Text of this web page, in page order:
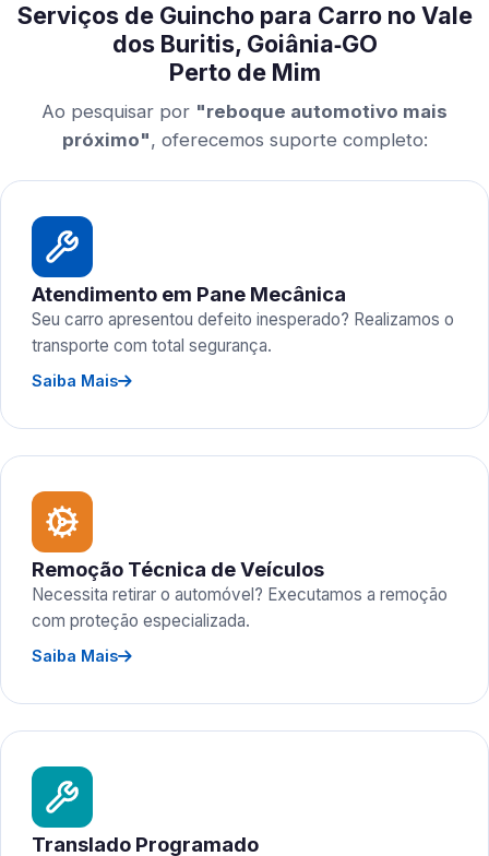
Serviços de Guincho para Carro no Vale
dos Buritis, Goiânia‑GO
Perto de Mim
Ao pesquisar por "reboque automotivo mais
próximo", oferecemos suporte completo:
Atendimento em Pane Mecânica
Seu carro apresentou defeito inesperado? Realizamos o
transporte com total segurança.
Saiba Mais
Remoção Técnica de Veículos
Necessita retirar o automóvel? Executamos a remoção
com proteção especializada.
Saiba Mais
Translado Programado